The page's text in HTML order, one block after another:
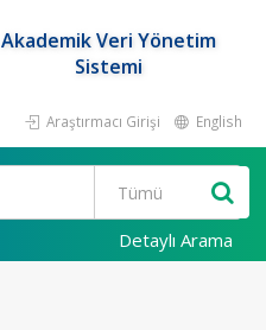
Akademik Veri Yönetim
Sistemi
Araştırmacı Girişi English
Detaylı Arama